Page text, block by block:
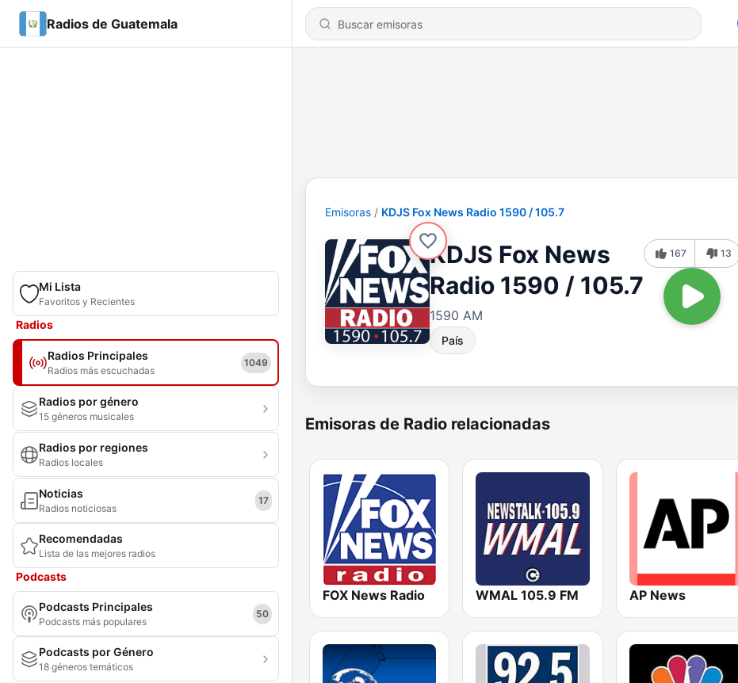
Radios de Guatemala
Mi Lista
Favoritos y Recientes
Radios
Radios Principales
Radios más escuchadas
1049
Radios por género
15 géneros musicales
Radios por regiones
Radios locales
Noticias
Radios noticiosas
17
Recomendadas
Lista de las mejores radios
Podcasts
Podcasts Principales
Podcasts más populares
50
Podcasts por Género
18 géneros temáticos
Emisoras KDJS Fox News Radio 1590 / 105.7
KDJS Fox News
Radio 1590 / 105.7
1590 AM
País
167 13
Emisoras de Radio relacionadas
FOX News Radio WMAL 105.9 FM AP News